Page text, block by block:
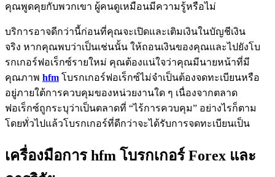
คุณพูดคุยกับพวกเขา ผู้คนดูเหมือนมีความรู้หรือไม่
บริการอาจดีกว่านี้ก่อนที่คุณจะเปิดและเติมเงินในบัญชีเงิน
จริง หากคุณพบว่าเป็นเช่นนั้น ให้ถอนเงินของคุณและไปยังโบ
รกเกอร์ฟอเร็กซ์รายใหม่ คุณต้องแน่ใจว่าคุณมีนายหน้าที่มี
คุณภาพ hfm โบรกเกอร์ฟอเร็กซ์ไม่จำเป็นต้องจดทะเบียนหรือ
อยู่ภายใต้การควบคุมของหน่วยงานใด ๆ เนื่องจากตลาด
ฟอเร็กซ์ถูกระบุว่าเป็นตลาดที่ “ไร้การควบคุม” อย่างไรก็ตาม
โดยทั่วไปแล้วโบรกเกอร์ที่ดีกว่าจะได้รับการจดทะเบียนเป็น
เครื่องมือการ hfm โบรกเกอร์ Forex และ